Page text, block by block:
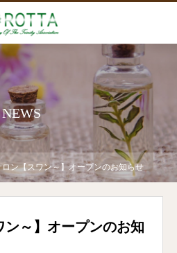
NEWS
ロン【スワン～】オープンのお知らせ
ン～】オープンのお知